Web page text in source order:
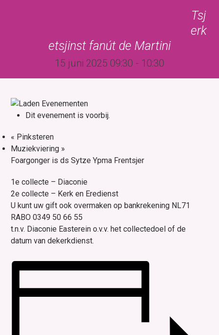
Tsj
erk
etsjinst fanút de Martini
15 juni 2025 09:30 - 10:30
Dit evenement is voorbij.
« Pinksteren
Muziekviering »
Foargonger is ds Sytze Ypma Frentsjer
1e collecte – Diaconie
2e collecte – Kerk en Eredienst
U kunt uw gift ook overmaken op bankrekening NL71
RABO 0349 50 66 55
t.n.v. Diaconie Easterein o.v.v. het collectedoel of de
datum van dekerkdienst.